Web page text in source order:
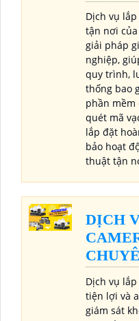
Dịch vụ
tận nơi
giải pháp
nghiệp,
quy trình,
thống bao
phần
quét mã
lắp đặt
bảo hoạt
thuật tận
DỊCH
Dịch vụ
tiện lợi và
giám sát